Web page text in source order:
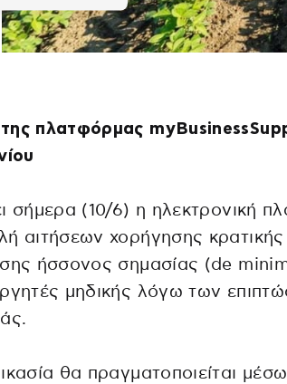
πλατφόρμας
σήμερα (10/6) η ηλεκτρονική
αιτήσεων χορήγησης κρατικής
ήσσονος σημασίας (de
μηδικής λόγω των
θα πραγματοποιείται